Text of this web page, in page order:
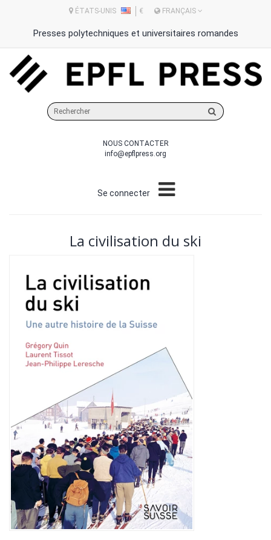
ÉTATS-UNIS € FRANÇAIS
Presses polytechniques et universitaires romandes
sur
site
NOUS CONTACTER
info@epflpress.org
Se connecter
La civilisation du ski